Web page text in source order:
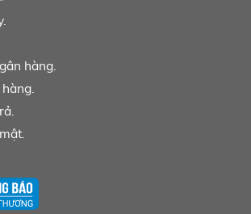
hàng